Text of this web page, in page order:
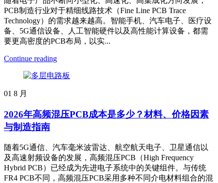
PCB制造行业对于精细线路技术（Fine Line PCB Trace
Technology）的需求越来越高。智能手机、汽车电子、医疗设
备、5G通信设备、人工智能硬件以及高性能计算设备，都需
要更高密度的PCB布局，以实...
Continue reading
01 8 月
2026年高频混压PCB成本是多少？材料、价格因素
与制造指南
随着5G通信、汽车毫米波雷达、航空航天电子、卫星通信以
及高速射频设备的发展，高频混压PCB（High Frequency
Hybrid PCB）已经成为先进电子系统中的关键组件。与传统
FR4 PCB不同，高频混压PCB采用多种不同介电材料组合的混